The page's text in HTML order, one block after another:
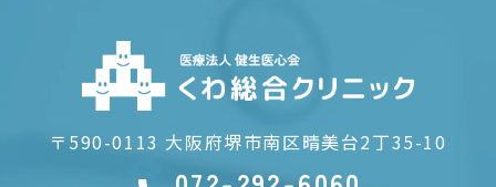
〒590-0113 大阪府堺市南区晴美台2丁35-10